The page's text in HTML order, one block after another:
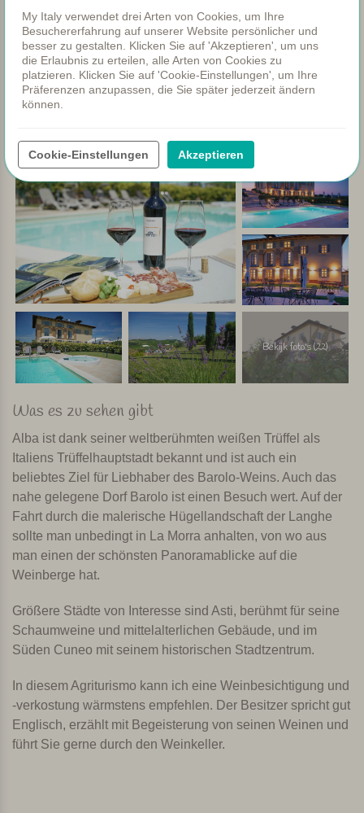
eingerichtet und verfügen über Sat-TV, Klimaanlage und
Wi-Fi sowie ein modernes Bad mit Dusche. Bei schönem
Wetter wird das Frühstücksbuffet auf der Terrasse serviert,
ansonsten im gemütlichen Speisesaal des Hofs.
Lesen Sie
Bekijk foto's (22)
Was es zu sehen gibt
Alba ist dank seiner weltberühmten weißen Trüffel als
Italiens Trüffelhauptstadt bekannt und ist auch ein
beliebtes Ziel für Liebhaber des Barolo-Weins. Auch das
nahe gelegene Dorf Barolo ist einen Besuch wert. Auf der
Fahrt durch die malerische Hügellandschaft der Langhe
sollte man unbedingt in La Morra anhalten, von wo aus
man einen der schönsten Panoramablicke auf die
Weinberge hat.
Größere Städte von Interesse sind Asti, berühmt für seine
Schaumweine und mittelalterlichen Gebäude, und im
Süden Cuneo mit seinem historischen Stadtzentrum.
In diesem Agriturismo kann ich eine Weinbesichtigung und
-verkostung wärmstens empfehlen. Der Besitzer spricht gut
Englisch, erzählt mit Begeisterung von seinen Weinen und
führt Sie gerne durch den Weinkeller.
My Italy verwendet drei Arten von Cookies, um Ihre
Besuchererfahrung auf unserer Website persönlicher und
besser zu gestalten. Klicken Sie auf 'Akzeptieren', um uns
die Erlaubnis zu erteilen, alle Arten von Cookies zu
platzieren. Klicken Sie auf 'Cookie-Einstellungen', um Ihre
Präferenzen anzupassen, die Sie später jederzeit ändern
können.
Cookie-Einstellungen Akzeptieren